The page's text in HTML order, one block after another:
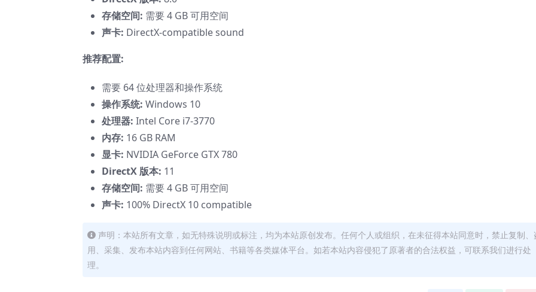
存储空间: 需要 4 GB 可用空间
声卡: DirectX-compatible sound
推荐配置:
需要 64 位处理器和操作系统
操作系统: Windows 10
处理器: Intel Core i7-3770
内存: 16 GB RAM
显卡: NVIDIA GeForce GTX 780
DirectX 版本: 11
存储空间: 需要 4 GB 可用空间
声卡: 100% DirectX 10 compatible
声明：本站所有文章，如无特殊说明或标注，均为本站原创发布。任何个人或组织，在未征得本站同意时，禁止复制、
用、采集、发布本站内容到任何网站、书籍等各类媒体平台。如若本站内容侵犯了原著者的合法权益，可联系我们进行处
理。